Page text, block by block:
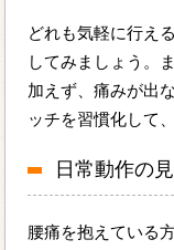
どれも気軽に行え
してみましょう。
加えず、痛みが出
ッチを習慣化して
日常動作の
腰痛を抱えている